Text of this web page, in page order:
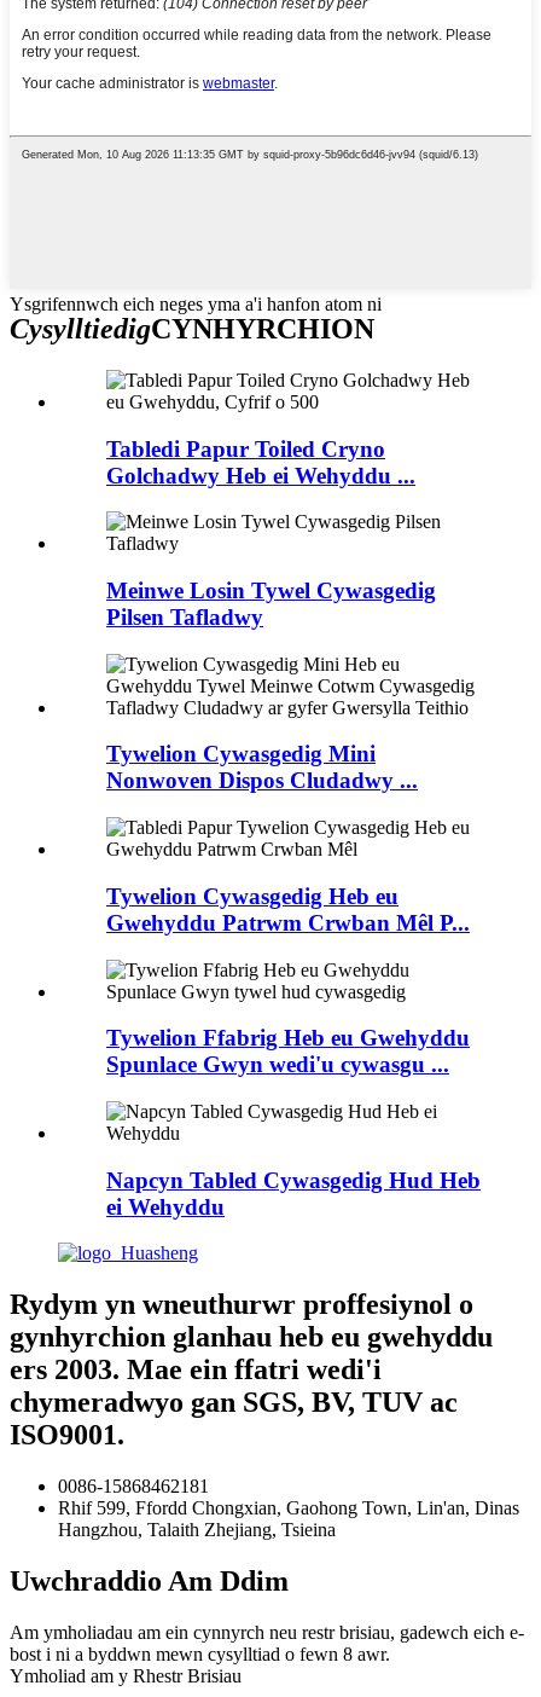
Ysgrifennwch eich neges yma a'i hanfon atom ni
CysylltiedigCYNHYRCHION
Tabledi Papur Toiled Cryno
Golchadwy Heb ei Wehyddu ...
Meinwe Losin Tywel Cywasgedig
Pilsen Tafladwy
Tywelion Cywasgedig Mini
Nonwoven Dispos Cludadwy ...
Tywelion Cywasgedig Heb eu
Gwehyddu Patrwm Crwban Mêl P...
Tywelion Ffabrig Heb eu Gwehyddu
Spunlace Gwyn wedi'u cywasgu ...
Napcyn Tabled Cywasgedig Hud Heb
ei Wehyddu
Rydym yn wneuthurwr proffesiynol o
gynhyrchion glanhau heb eu gwehyddu
ers 2003. Mae ein ffatri wedi'i
chymeradwyo gan SGS, BV, TUV ac
ISO9001.
0086-15868462181
Rhif 599, Ffordd Chongxian, Gaohong Town, Lin'an, Dinas
Hangzhou, Talaith Zhejiang, Tsieina
Uwchraddio Am Ddim
Am ymholiadau am ein cynnyrch neu restr brisiau, gadewch eich e-
bost i ni a byddwn mewn cysylltiad o fewn 8 awr.
Ymholiad am y Rhestr Brisiau